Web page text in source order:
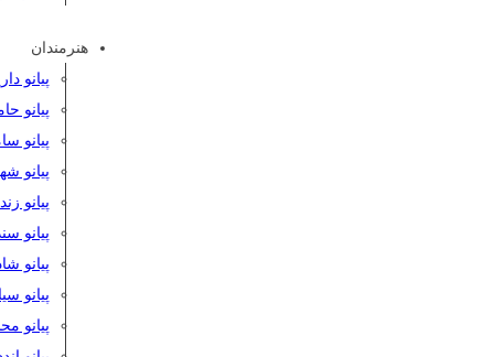
هنرمندان
پیانو
پیانو
پیانو
پیانو
پیانو
پیانو
پیانو
پیانو
پیانو